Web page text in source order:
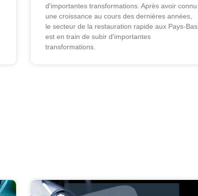
d'importantes transformations. Après avoir connu
une croissance au cours des dernières années,
le secteur de la restauration rapide aux Pays-Bas
est en train de subir d'importantes
transformations.